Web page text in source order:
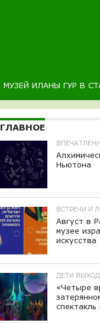
МУЗЕЙ ИЛАНЫ ГУР В
ГЛАВНОЕ
Ньютона
ВСТРЕЧИ И
Август в
музее
искусства
ДЕТИ
«Четыре